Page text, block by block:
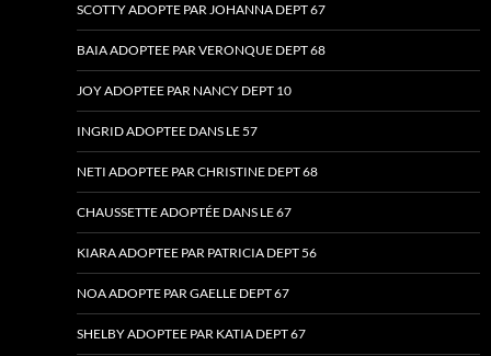
SCOTTY ADOPTE PAR JOHANNA DEPT 67
BAIA ADOPTEE PAR VERONQUE DEPT 68
JOY ADOPTEE PAR NANCY DEPT 10
INGRID ADOPTEE DANS LE 57
NETI ADOPTEE PAR CHRISTINE DEPT 68
CHAUSSETTE ADOPTÉE DANS LE 67
KIARA ADOPTEE PAR PATRICIA DEPT 56
NOA ADOPTE PAR GAELLE DEPT 67
SHELBY ADOPTEE PAR KATIA DEPT 67